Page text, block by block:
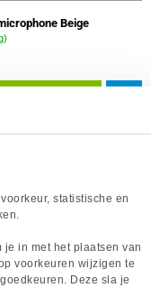
statistische en
je in met het plaatsen van
voorkeuren wijzigen te
Deze sla je
Beige